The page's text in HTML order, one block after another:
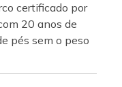
certificado por
20 anos de
pés sem o peso